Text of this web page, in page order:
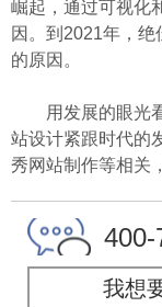
崛起，通过可视化
因。到2021年，绝
的原因。
用发展的眼光看
站设计紧跟时代的
秀网站制作等相关
400-
我想